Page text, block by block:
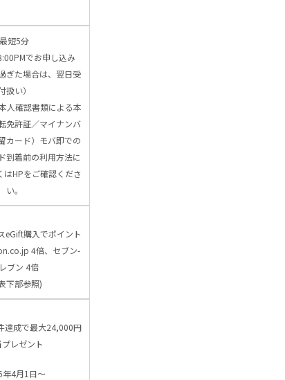
最短5分
でお申し込み
ぎた場合は、翌日受
扱い）
人確認書類による本
免許証／マイナンバ
カード）モバ即での
到着前の利用方法に
はHPをご確認くださ
い。
eGift購入でポイント
4倍、セブン-
ブン 4倍
下部参照)
達成で最大24,000円
プレゼント
年4月1日～